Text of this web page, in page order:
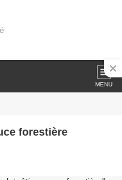
MENU
forestière